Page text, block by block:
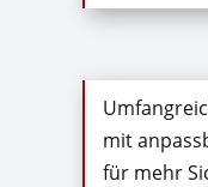
mit
für mehr